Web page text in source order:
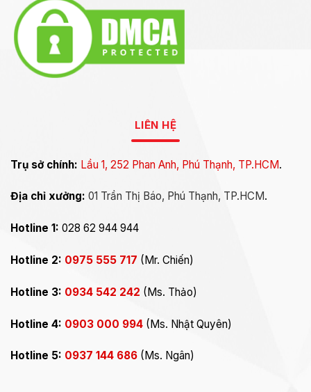
LIÊN HỆ
Trụ sở chính: Lầu 1, 252 Phan Anh, Phú Thạnh, TP.HCM.
Địa chỉ xưởng: 01 Trần Thị Báo, Phú Thạnh, TP.HCM.
Hotline 1: 028 62 944 944
Hotline 2: 0975 555 717 (Mr. Chiến)
Hotline 3: 0934 542 242 (Ms. Thảo)
Hotline 4: 0903 000 994 (Ms. Nhật Quyên)
Hotline 5: 0937 144 686 (Ms. Ngân)